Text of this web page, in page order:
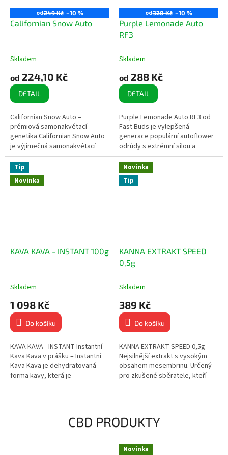
od249 Kč –10 %
Californian Snow Auto
Skladem
od 224,10 Kč
DETAIL
Californian Snow Auto –
prémiová samonakvétací
genetika Californian Snow Auto
je výjimečná samonakvétací
odrůda vzniklá křížením vybrané
kalifornské sativy s vlastní
autoflower...
od320 Kč –10 %
Purple Lemonade Auto
RF3
Skladem
od 288 Kč
DETAIL
Purple Lemonade Auto RF3 od
Fast Buds je vylepšená
generace populární autoflower
odrůdy s extrémní silou a
výrazným terpenovým profilem.
🔬 Základní info Typ:
autoflowering...
Tip
Novinka
KAVA KAVA - INSTANT 100g
Skladem
1 098 Kč
Do košíku
KAVA KAVA - INSTANT Instantní
Kava Kava v prášku – Instantní
Kava Kava je dehydratovaná
forma kavy, která je
Novinka
Tip
KANNA EXTRAKT SPEED
0,5g
Skladem
389 Kč
Do košíku
KANNA EXTRAKT SPEED 0,5g
Nejsilnější extrakt s vysokým
obsahem mesembrinu. Určený
pro zkušené sběratele, kteří
CBD PRODUKTY
Novinka